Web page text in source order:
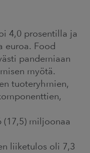
4,0 prosentilla ja
euroa. Food
pandemiaan
myötä.
tuoteryhmien,
(17,5) miljoonaa
liiketulos oli 7,3